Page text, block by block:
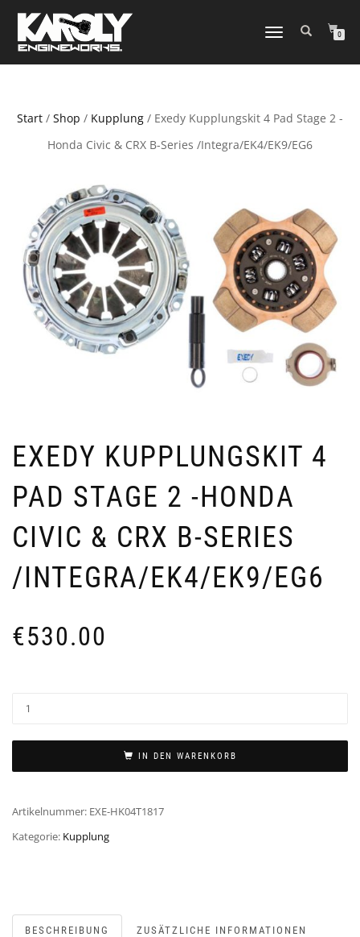
NAVIGATION
0
Start / Shop / Kupplung / Exedy Kupplungskit 4 Pad Stage 2 -
Honda Civic & CRX B-Series /Integra/EK4/EK9/EG6
EXEDY KUPPLUNGSKIT 4
PAD STAGE 2 -HONDA
CIVIC & CRX B-SERIES
/INTEGRA/EK4/EK9/EG6
€530.00
IN DEN WARENKORB
Artikelnummer: EXE-HK04T1817
Kategorie: Kupplung
BESCHREIBUNG ZUSÄTZLICHE INFORMATIONEN